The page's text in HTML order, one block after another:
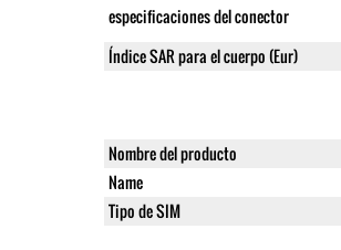
especificaciones del conector
Índice SAR para el cuerpo (Eur)
Nombre del producto
Name
Tipo de SIM